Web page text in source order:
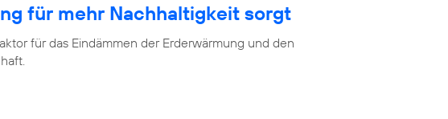
für mehr Nachhaltigkeit sorgt
für das Eindämmen der Erderwärmung und den